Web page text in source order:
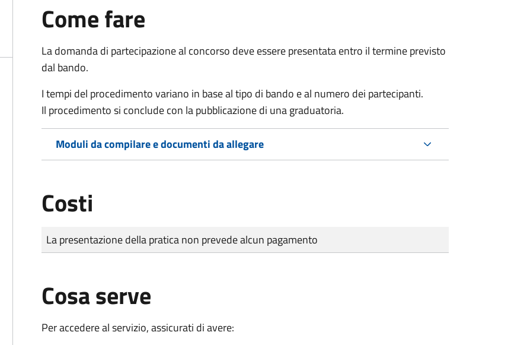
Come fare
La domanda di partecipazione al concorso deve essere presentata entro il termine previsto
dal bando.
I tempi del procedimento variano in base al tipo di bando e al numero dei partecipanti.
Il procedimento si conclude con la pubblicazione di una graduatoria.
Moduli da compilare e documenti da allegare
Costi
Tipo di pagamento
Importo
La presentazione della pratica non prevede alcun pagamento
Cosa serve
Per accedere al servizio, assicurati di avere: